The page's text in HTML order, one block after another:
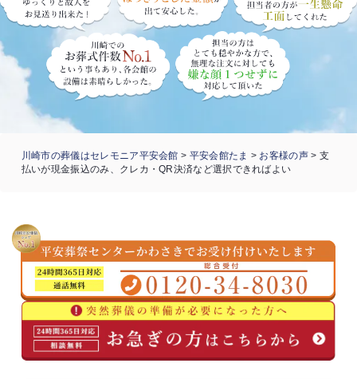
川崎市の葬儀はセレモニア平安会館 > 平安会館たま > お客様の声> 支
払いが現金振込のみ、クレカ・QR決済など選択できればよい